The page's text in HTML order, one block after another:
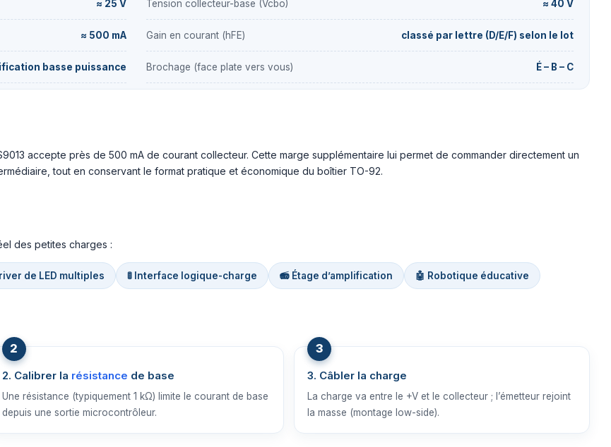
≈ 25 V Tension collecteur-base (Vcbo) ≈ 40 V
≈ 500 mA Gain en courant (hFE) classé par lettre (D/E/F) selon le lot
basse puissance Brochage (face plate vers vous) É – B – C
accepte près de 500 mA de courant collecteur. Cette marge supplémentaire lui permet de commander directement un
tout en conservant le format pratique et économique du boîtier TO-92.
des petites charges :
de LED multiples 🚦 Interface logique-charge 📻 Étage d’amplification 🤖 Robotique éducative
2. Calibrer la résistance de base
Une résistance (typiquement 1 kΩ) limite le courant de base
depuis une sortie microcontrôleur.
3. Câbler la charge
La charge va entre le +V et le collecteur ; l’émetteur rejoint
la masse (montage low-side).